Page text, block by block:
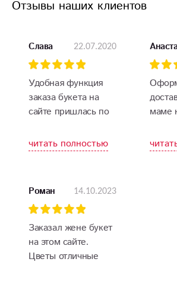
Отзывы наших клиентов
Слава 22.07.2020
Удобная функция
заказа букета на
сайте пришлась по
цветы, указал
количество, уточнил
назначенное время
получил букет.
Спасибо!
читать полностью
маме
Роман 14.10.2023
Заказал жене букет
на этом сайте.
Цветы отличные